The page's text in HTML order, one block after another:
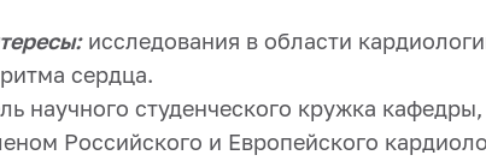
исследования в области
сердца.
научного студенческого кружка
Российского и Европейского